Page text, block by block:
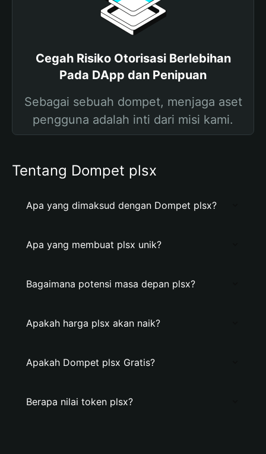
Cegah Risiko Otorisasi Berlebihan
Pada DApp dan Penipuan
Sebagai sebuah dompet, menjaga aset
pengguna adalah inti dari misi kami.
Tentang Dompet plsx
Apa yang dimaksud dengan Dompet plsx?
Apa yang membuat plsx unik?
Bagaimana potensi masa depan plsx?
Apakah harga plsx akan naik?
Apakah Dompet plsx Gratis?
Berapa nilai token plsx?